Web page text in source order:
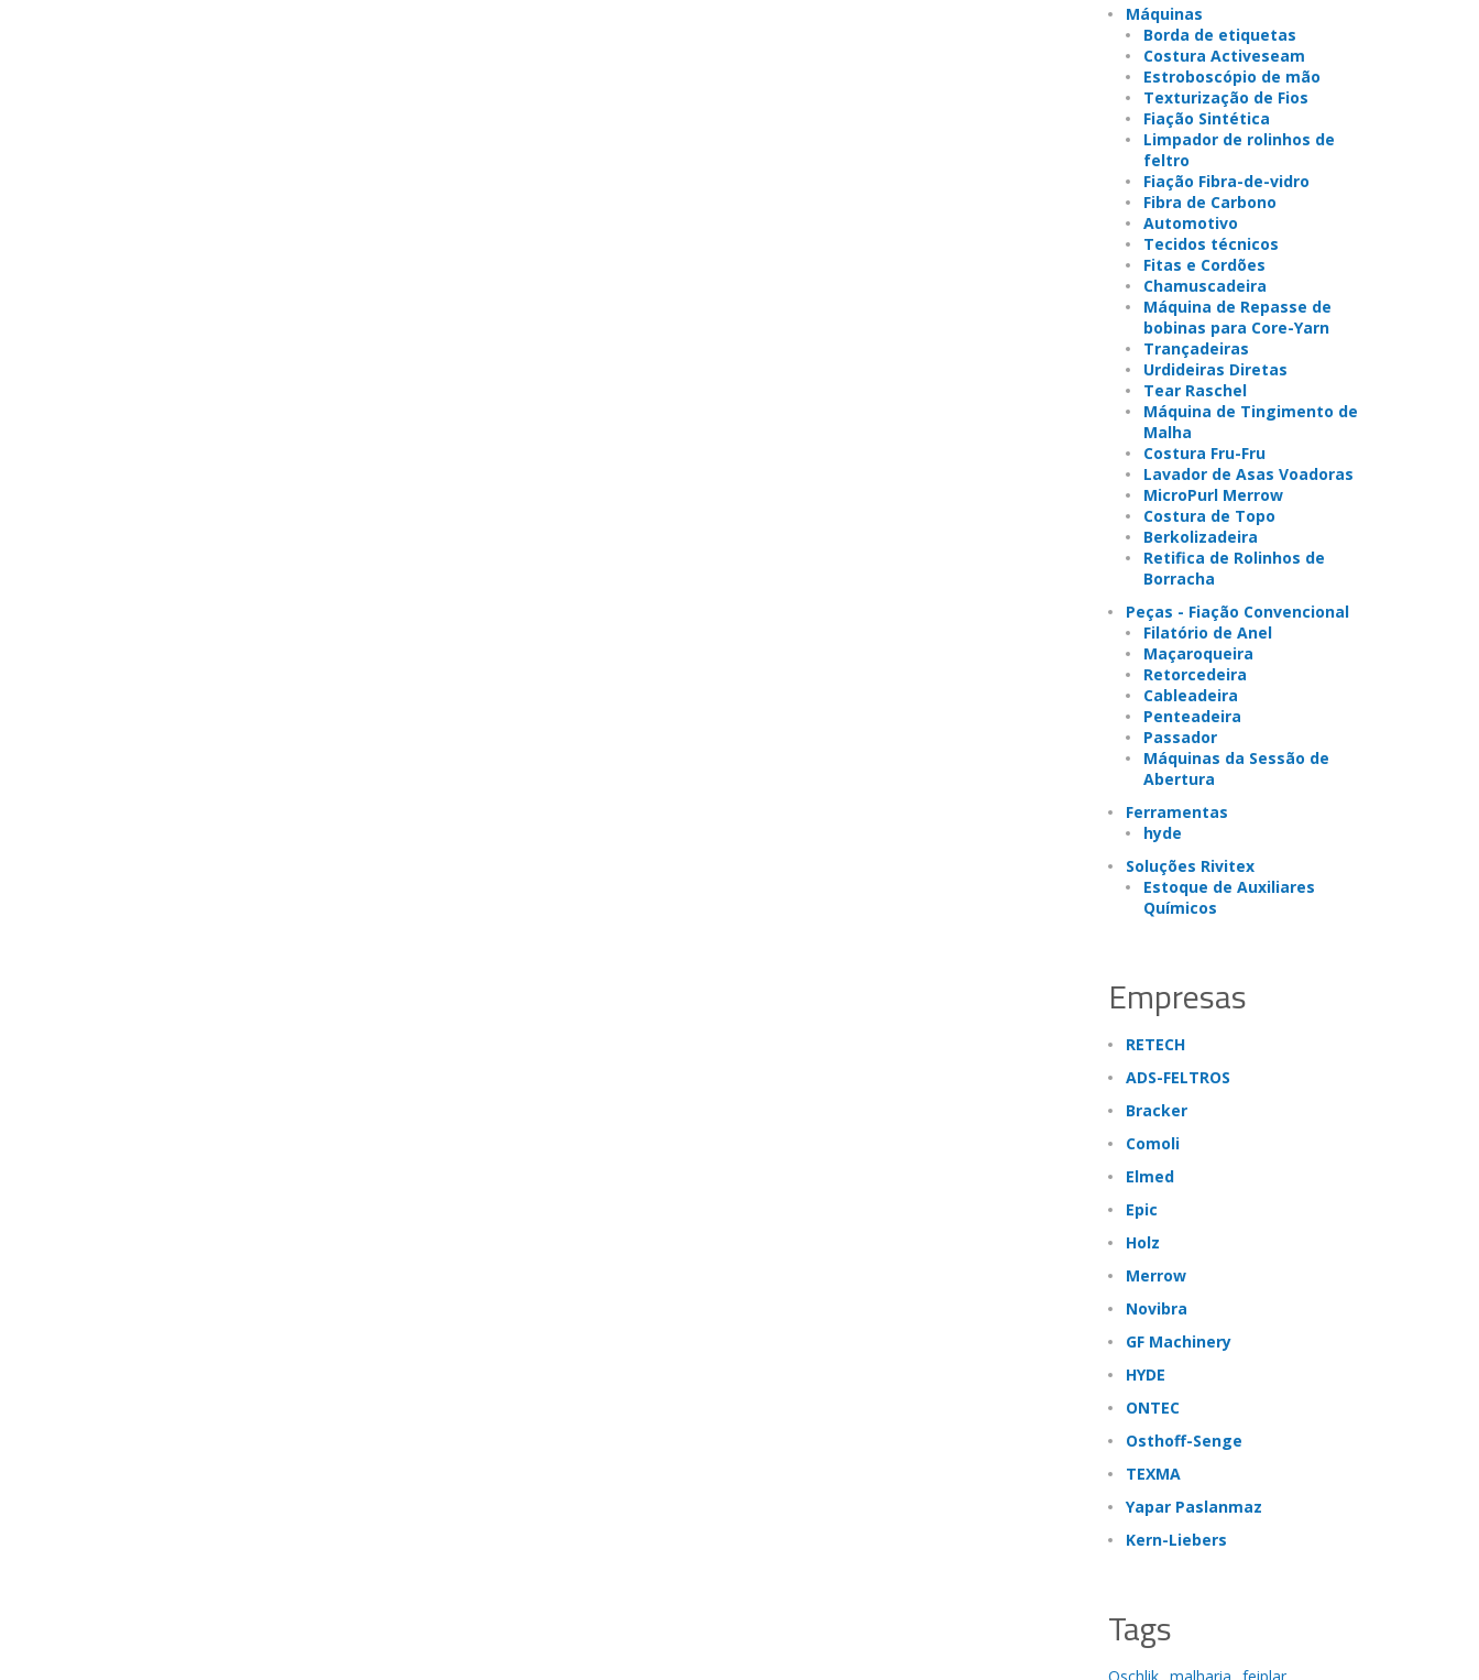
Máquinas
Borda de etiquetas
Costura Activeseam
Estroboscópio de mão
Texturização de Fios
Fiação Sintética
Limpador de rolinhos de
feltro
Fiação Fibra-de-vidro
Fibra de Carbono
Automotivo
Tecidos técnicos
Fitas e Cordões
Chamuscadeira
Máquina de Repasse de
bobinas para Core-Yarn
Trançadeiras
Urdideiras Diretas
Tear Raschel
Máquina de Tingimento de
Malha
Costura Fru-Fru
Lavador de Asas Voadoras
MicroPurl Merrow
Costura de Topo
Berkolizadeira
Retifica de Rolinhos de
Borracha
Peças - Fiação Convencional
Filatório de Anel
Maçaroqueira
Retorcedeira
Cableadeira
Penteadeira
Passador
Máquinas da Sessão de
Abertura
Ferramentas
hyde
Soluções Rivitex
Estoque de Auxiliares
Químicos
Empresas
RETECH
ADS-FELTROS
Bracker
Comoli
Elmed
Epic
Holz
Merrow
Novibra
GF Machinery
HYDE
ONTEC
Osthoff-Senge
TEXMA
Yapar Paslanmaz
Kern-Liebers
Tags